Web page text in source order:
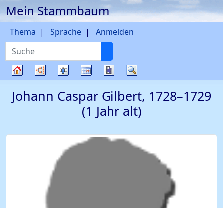
Weiter zu Hauptseite
Mein Stammbaum
Suche
Thema Sprache Anmelden
Diagramme
Listen KalenderBerichte
Johann Caspar Gilbert, 1728–1729
(1 Jahr alt)